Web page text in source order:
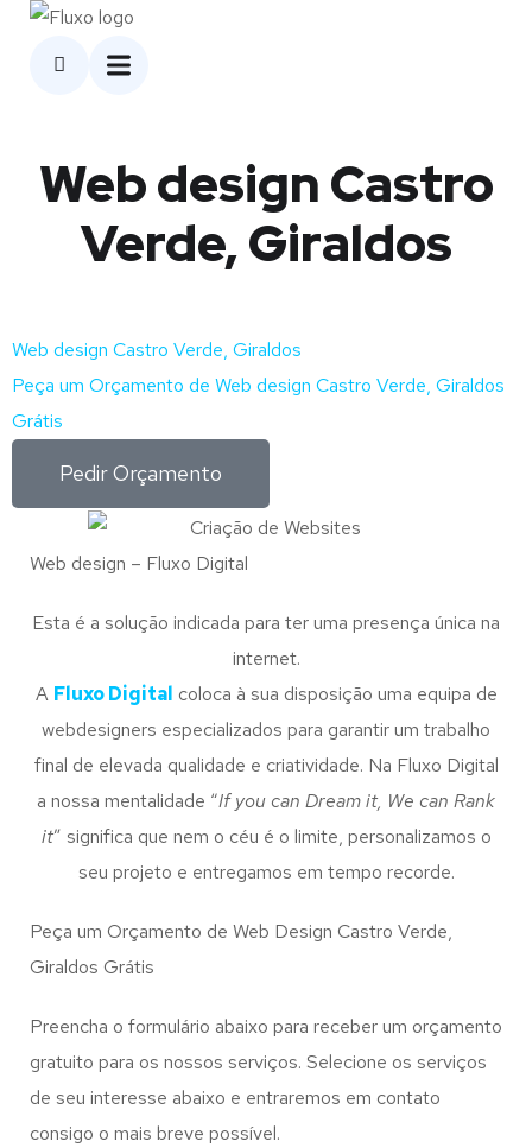
Web design Castro
Verde, Giraldos
Web design Castro Verde, Giraldos
Peça um Orçamento de Web design Castro Verde, Giraldos
Grátis
Pedir Orçamento
Web design – Fluxo Digital
Esta é a solução indicada para ter uma presença única na
internet.
A Fluxo Digital coloca à sua disposição uma equipa de
webdesigners especializados para garantir um trabalho
final de elevada qualidade e criatividade. Na Fluxo Digital
a nossa mentalidade “If you can Dream it, We can Rank
it” significa que nem o céu é o limite, personalizamos o
seu projeto e entregamos em tempo recorde.
Peça um Orçamento de Web Design Castro Verde,
Giraldos Grátis
Preencha o formulário abaixo para receber um orçamento
gratuito para os nossos serviços. Selecione os serviços
de seu interesse abaixo e entraremos em contato
consigo o mais breve possível.